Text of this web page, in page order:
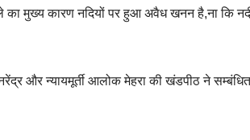
का मुख्य कारण नदियों पर हुआ अवैध खनन है,ना कि
और न्यायमूर्ती आलोक मेहरा की खंडपीठ ने सम्बंधित